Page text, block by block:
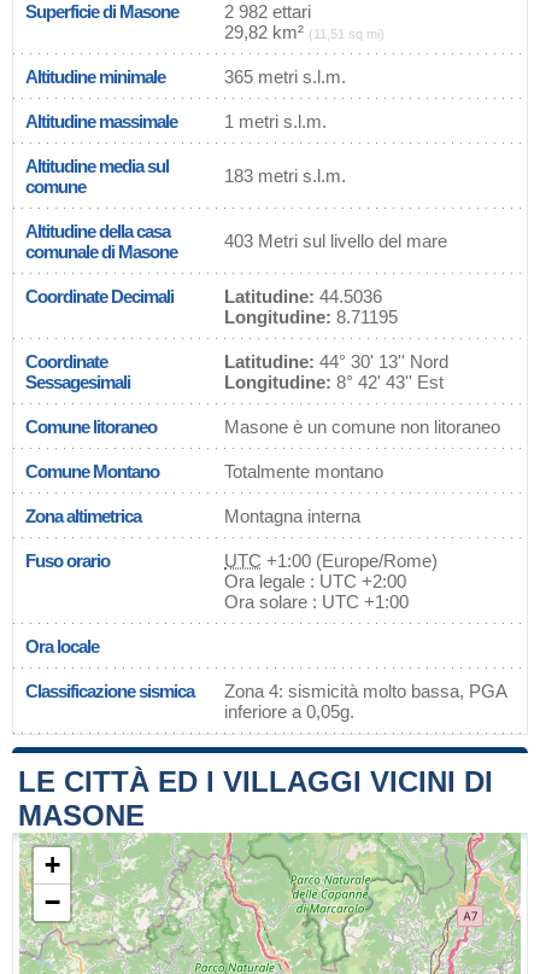
Superficie di Masone
2 982 ettari
29,82 km² (11,51 sq mi)
Altitudine minimale 365 metri s.l.m.
Altitudine massimale 1 metri s.l.m.
Altitudine media sul
comune
183 metri s.l.m.
Altitudine della casa
comunale di Masone
403 Metri sul livello del mare
Coordinate Decimali Latitudine: 44.5036
Longitudine: 8.71195
Coordinate
Sessagesimali
Latitudine: 44° 30' 13'' Nord
Longitudine: 8° 42' 43'' Est
Comune litoraneo Masone è un comune non litoraneo
Comune Montano Totalmente montano
Zona altimetrica Montagna interna
Fuso orario UTC +1:00 (Europe/Rome)
Ora legale : UTC +2:00
Ora solare : UTC +1:00
Ora locale
Classificazione sismica
Zona 4: sismicità molto bassa, PGA
inferiore a 0,05g.
LE CITTÀ ED I VILLAGGI VICINI DI
MASONE
+
−